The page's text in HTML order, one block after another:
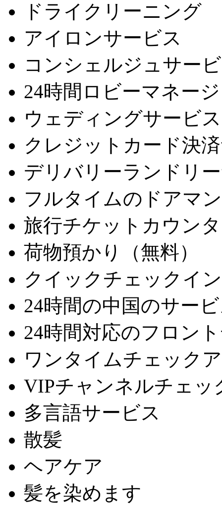
ドライクリーニング
アイロンサービス
コンシェルジュサー
24時間ロビーマネー
ウェディングサービス
クレジットカード決
デリバリーランドリ
フルタイムのドアマン
旅行チケットカウン
荷物預かり（無料）
クイックチェックイ
24時間の中国のサー
24時間対応のフロン
ワンタイムチェック
VIPチャンネルチェッ
多言語サービス
散髪
ヘアケア
髪を染めます